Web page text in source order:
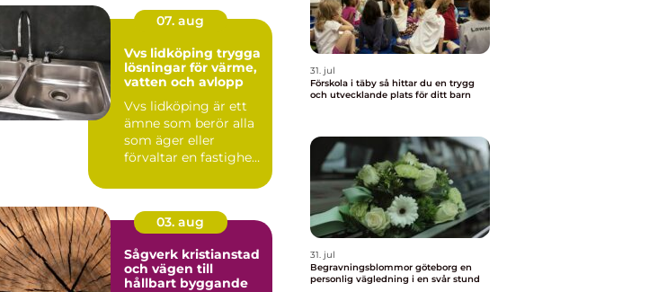
07. aug
Vvs lidköping trygga
lösningar för värme,
vatten och avlopp
Vvs lidköping är ett
ämne som berör alla
som äger eller
förvaltar en fastighet
om...
03. aug
Sågverk kristianstad
och vägen till
hållbart byggande
31. jul
Förskola i täby så hittar du en trygg
och utvecklande plats för ditt barn
31. jul
Begravningsblommor göteborg en
personlig vägledning i en svår stund